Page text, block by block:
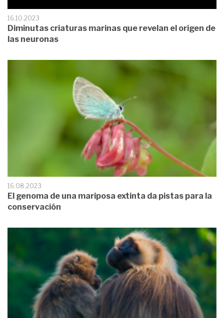
16.10.2023
Diminutas criaturas marinas que revelan el origen de
las neuronas
16.08.2023
El genoma de una mariposa extinta da pistas para la
conservación